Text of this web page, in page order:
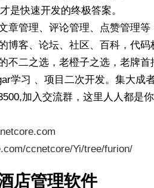
是快速开发的终极答案。
章管理、评论管理、点赞管理等
博客、论坛、社区、百科，代码
不二之选，老橙子之选，老牌首
学习 、项目二次开发。集大成
加入交流群，这里人人都是
ccnetcore/Yi/tree/furion/
店管理软件